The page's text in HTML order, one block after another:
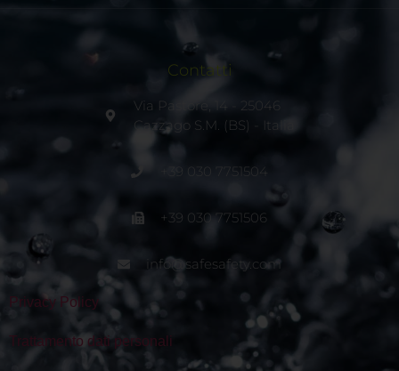
Contatti
Via Pastore, 14 - 25046
Cazzago S.M. (BS) - Italia
+39 030 7751504
+39 030 7751506
info@safesafety.com
Privacy Policy
Trattamento dati personali